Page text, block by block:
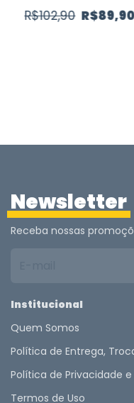
R$102,90 R$89,90
Newsletter
Receba nossas
Institucional
Quem Somos
Política de Entrega,
Política de Privacidade
Termos de Uso